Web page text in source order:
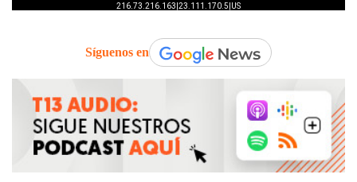
Síguenos en